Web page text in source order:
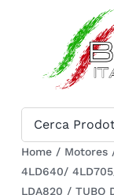
Catálogo
Sobre
Home / Motores
4LD640/
LDA820 / TUBO